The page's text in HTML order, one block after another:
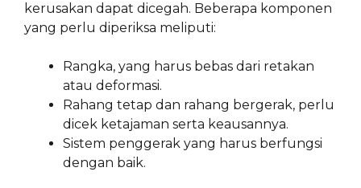
kerusakan dapat dicegah. Beberapa komponen
yang perlu diperiksa meliputi:
Rangka, yang harus bebas dari retakan
atau deformasi.
Rahang tetap dan rahang bergerak, perlu
dicek ketajaman serta keausannya.
Sistem penggerak yang harus berfungsi
dengan baik.